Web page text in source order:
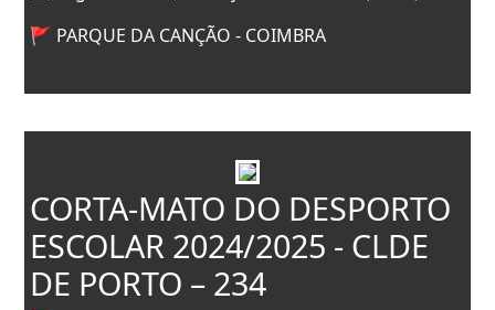
🚩 PARQUE DA CANÇÃO - COIMBRA
CORTA-MATO DO DESPORTO
ESCOLAR 2024/2025 - CLDE
DE PORTO – 234